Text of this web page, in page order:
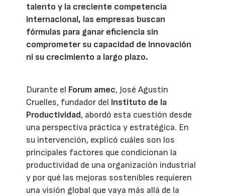
talento y la creciente competencia
internacional, las empresas buscan
fórmulas para ganar eficiencia sin
comprometer su capacidad de innovación
ni su crecimiento a largo plazo.
Durante el Forum amec, José Agustín
Cruelles, fundador del Instituto de la
Productividad, abordó esta cuestión desde
una perspectiva práctica y estratégica. En
su intervención, explicó cuáles son los
principales factores que condicionan la
productividad de una organización industrial
y por qué las mejoras sostenibles requieren
una visión global que vaya más allá de la